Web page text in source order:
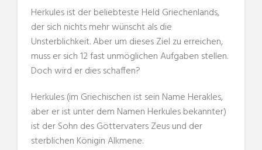
Herkules ist der beliebteste Held Griechenlands,
der sich nichts mehr wünscht als die
Unsterblichkeit. Aber um dieses Ziel zu erreichen,
muss er sich 12 fast unmöglichen Aufgaben stellen.
Doch wird er dies schaffen?
Herkules (im Griechischen ist sein Name Herakles,
aber er ist unter dem Namen Herkules bekannter)
ist der Sohn des Göttervaters Zeus und der
sterblichen Königin Alkmene.